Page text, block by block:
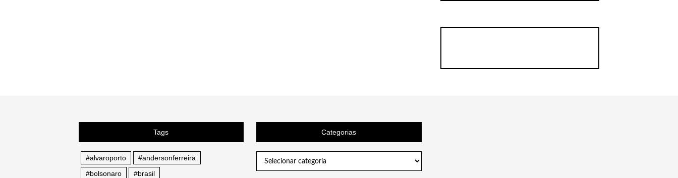
Tags
#alvaroporto
#andersonferreira
#bolsonaro
#brasil
Categorias